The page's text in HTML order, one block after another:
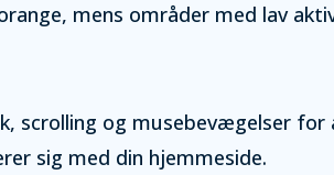
mens områder med lav
scrolling og musebevægelser
sig med din hjemmeside.